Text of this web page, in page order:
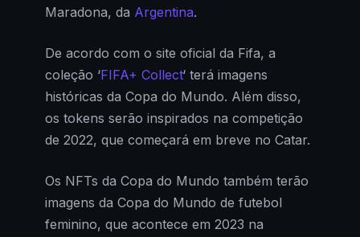
Maradona, da Argentina.
De acordo com o site oficial da Fifa, a
coleção ‘FIFA+ Collect‘ terá imagens
históricas da Copa do Mundo. Além disso,
os tokens serão inspirados na competição
de 2022, que começará em breve no Catar.
Os NFTs da Copa do Mundo também terão
imagens da Copa do Mundo de futebol
feminino, que acontece em 2023 na